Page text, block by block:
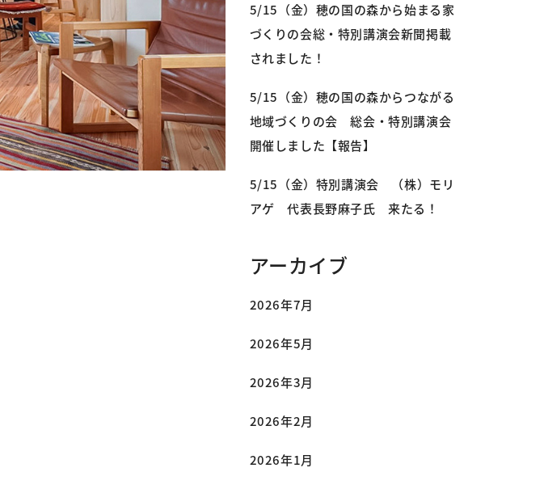
5/15（金）穂の国の森から始まる家
づくりの会総・特別講演会新聞掲載
されました！
5/15（金）穂の国の森からつながる
地域づくりの会 総会・特別講演会
開催しました【報告】
5/15（金）特別講演会 （株）モリ
アゲ 代表長野麻子氏 来たる！
アーカイブ
2026年7月
2026年5月
2026年3月
2026年2月
2026年1月